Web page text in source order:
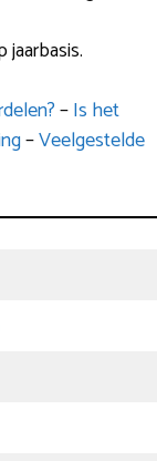
–Is het
–Veelgestelde